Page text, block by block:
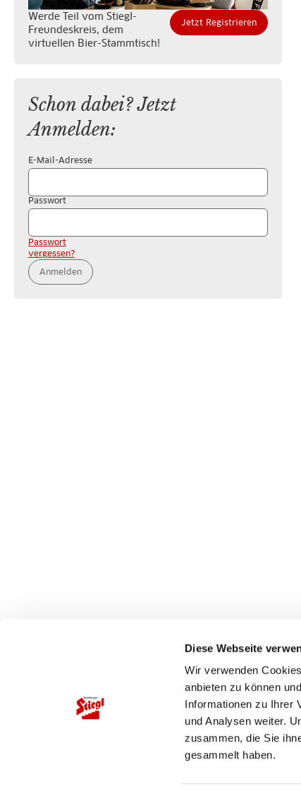
Diese Webseite
Wir verwenden
anbieten zu können
Informationen zu Ihrer
und Analysen weiter.
zusammen, die Sie
gesammelt haben.
Werde Teil vom Stiegl-
Freundeskreis, dem
virtuellen Bier-Stammtisch!
Jetzt Registrieren
Schon dabei? Jetzt
Anmelden:
E-Mail-Adresse
Passwort
Passwort
vergessen?
SERVICE
Blog
Umfragen